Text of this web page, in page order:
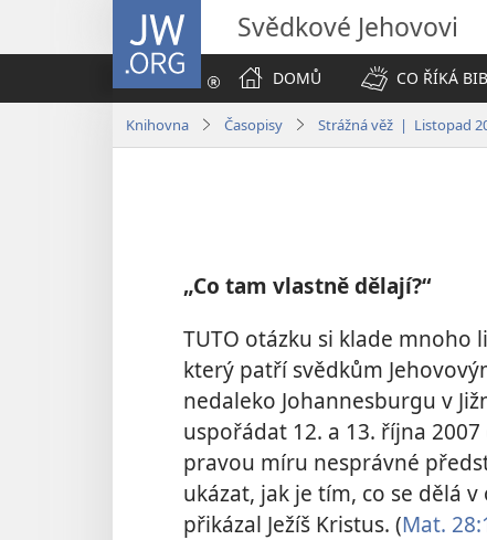
JW.ORG Svědkové Jehovovi
DOMŮ
CO ŘÍKÁ
Knihovna Časopisy Strážná věž | Listopad
„Co tam vlastně dělají?“
TUTO otázku si klade
který patří svědkům
nedaleko Johannesburgu v
uspořádat 12. a 13. října
pravou míru nesprávné
ukázat, jak je tím, co se dělá
přikázal Ježíš Kristus. (Mat.